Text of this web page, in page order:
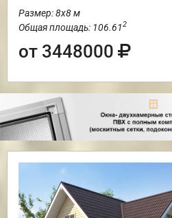
Размер: 8х8 м
Общая площадь: 106.612
от 3448000